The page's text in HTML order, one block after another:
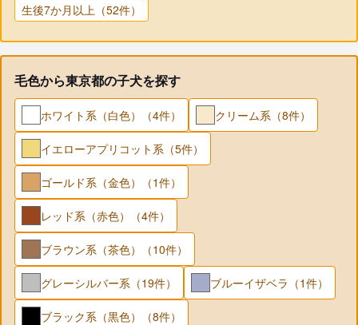
生後7か月以上（52件）
毛色から東京都の子犬を探す
ホワイト系（白色）（4件） クリーム系（8件）
イエローアプリコット系（5件）
ゴールド系（金色）（1件）
レッド系（赤色）（4件）
ブラウン系（茶色）（10件）
グレーシルバー系（19件） ブルーイザベラ（1件）
ブラック系（黒色）（8件）